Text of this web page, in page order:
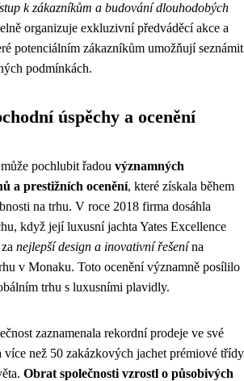
k zákazníkům a budování dlouhodobých
organizuje exkluzivní předváděcí akce a
potenciálním zákazníkům umožňují seznámit
podmínkách.
úspěchy a ocenění
pochlubit řadou významných
a prestižních ocenění, které získala během
na trhu. V roce 2018 firma dosáhla
když její luxusní jachta Yates Excellence
nejlepší design a inovativní řešenína
v Monaku. Toto ocenění významně posílilo
trhu s luxusními plavidly.
zaznamenala rekordní prodeje ve své
než 50 zakázkových jachet prémiové třídy
Obrat společnosti vzrostl o působivých